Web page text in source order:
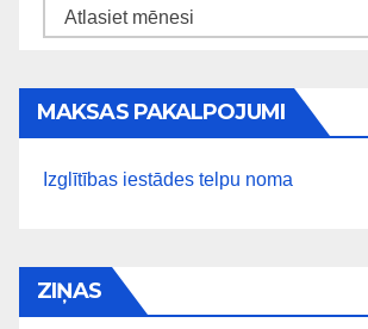
Arhīvi
MAKSAS PAKALPOJUMI
Izglītības iestādes telpu noma
ZIŅAS